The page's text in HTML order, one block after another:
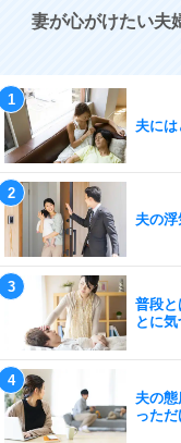
妻が心がけたい夫
夫には
夫の浮
普段と
とに気
夫の態
っただ